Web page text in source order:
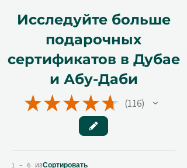
Исследуйте больше
подарочных
сертификатов в Дубае
и Абу-Даби
★★★★★ 116
116
1 – 6 изСортировать